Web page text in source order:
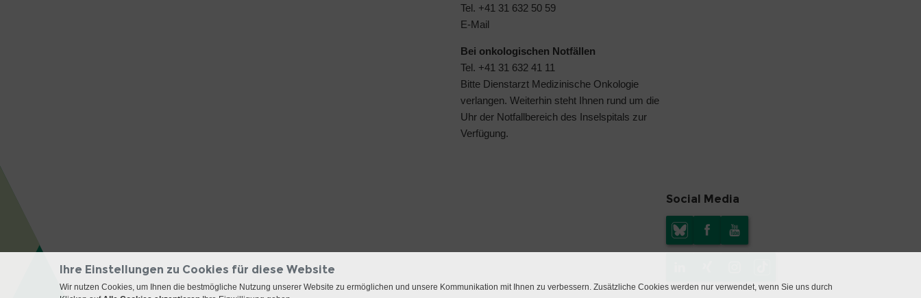
Tel. +41 31 632 50 59
E-Mail
Bei onkologischen Notfällen
Tel. +41 31 632 41 11
Bitte Dienstarzt Medizinische Onkologie
verlangen. Weiterhin steht Ihnen rund um die
Uhr der Notfallbereich des Inselspitals zur
Verfügung.
Social Media
Ihre Einstellungen zu Cookies für diese Website
Wir nutzen Cookies, um Ihnen die bestmögliche Nutzung unserer Website zu ermöglichen und unsere Kommunikation mit Ihnen zu verbessern. Zusätzliche Cookies werden nur verwendet, wenn Sie uns durch